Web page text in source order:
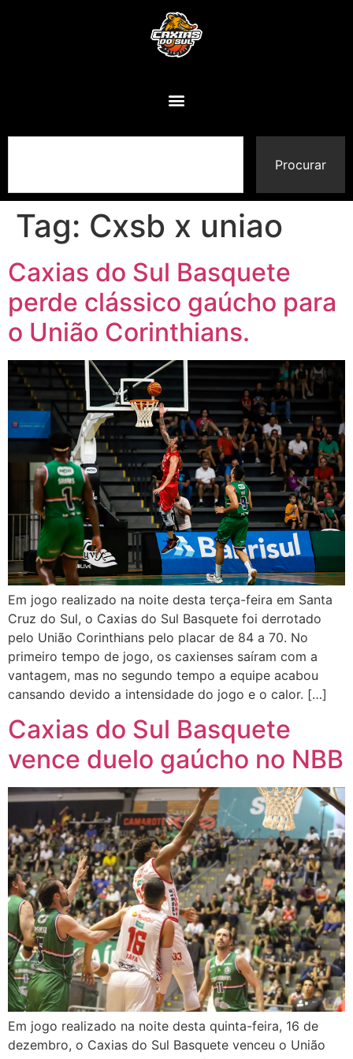
Procurar
Tag: Cxsb x uniao
Caxias do Sul Basquete
perde clássico gaúcho para
o União Corinthians.
Em jogo realizado na noite desta terça-feira em Santa
Cruz do Sul, o Caxias do Sul Basquete foi derrotado
pelo União Corinthians pelo placar de 84 a 70. No
primeiro tempo de jogo, os caxienses saíram com a
vantagem, mas no segundo tempo a equipe acabou
cansando devido a intensidade do jogo e o calor. […]
Caxias do Sul Basquete
vence duelo gaúcho no NBB
Em jogo realizado na noite desta quinta-feira, 16 de
dezembro, o Caxias do Sul Basquete venceu o União